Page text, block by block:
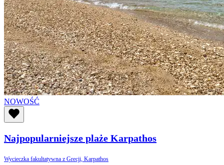
NOWOŚĆ
Najpopularniejsze plaże Karpathos
Wycieczka fakultatywna z Grecji, Karpathos